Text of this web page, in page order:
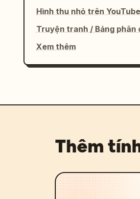
Hình thu nhỏ trên YouTube
Truyện tranh / Bảng phân
Xem thêm
Thêm